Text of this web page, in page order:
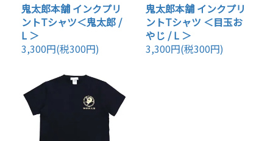
鬼太郎本舗 インクプリ
ントTシャツ＜鬼太郎 /
L ＞
3,300円(税300円)
鬼太郎本舗 インクプリ
ントTシャツ ＜目玉お
やじ / L ＞
3,300円(税300円)